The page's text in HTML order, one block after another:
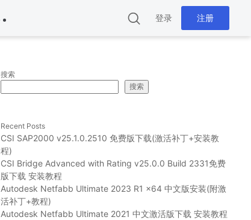
登录 注册
搜索
搜索
Recent Posts
CSI SAP2000 v25.1.0.2510 免费版下载(激活补丁+安装教
程)
CSI Bridge Advanced with Rating v25.0.0 Build 2331免费
版下载 安装教程
Autodesk Netfabb Ultimate 2023 R1 x64 中文版安装(附激
活补丁+教程)
Autodesk Netfabb Ultimate 2021 中文激活版下载 安装教程